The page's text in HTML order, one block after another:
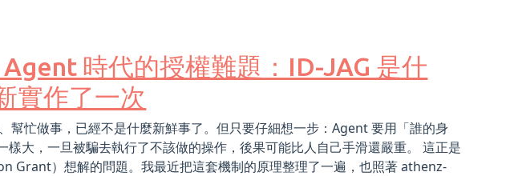
時代的授權難題：ID-JAG 是什
實作了一次
幫忙做事，已經不是什麼新鮮事了。但只要仔細想一步：Agent 要用「誰的身
大，一旦被騙去執行了不該做的操作，後果可能比人自己手滑還嚴重。 這正是
Grant）想解的問題。我最近把這套機制的原理整理了一遍，也照著 athenz-